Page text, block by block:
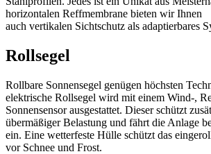
horizontalen Reffmembrane bieten wir Ihnen
auch vertikalen Sichtschutz als adaptierbares
Rollsegel
Rollbare Sonnensegel genügen höchsten
elektrische Rollsegel wird mit einem Wind-,
Sonnensensor ausgestattet. Dieser schützt
übermäßiger Belastung und fährt die Anlage
ein. Eine wetterfeste Hülle schützt das
vor Schnee und Frost.